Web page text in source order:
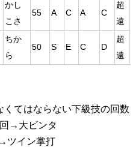
かし
こさ
55 A C A C
超
遠
ちか
ら
50 S E C D
超
遠
てはならない下級技の回数
→大ビンタ
ツイン掌打